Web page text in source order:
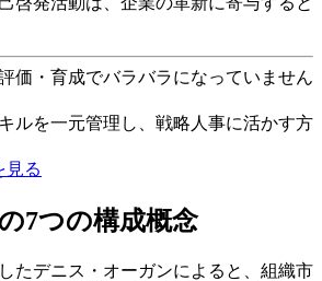
価・育成でバラバラになっていません
ルを一元管理し、戦略人事に活かす方
見る
7つの構成概念
たデニス・オーガンによると、組織市